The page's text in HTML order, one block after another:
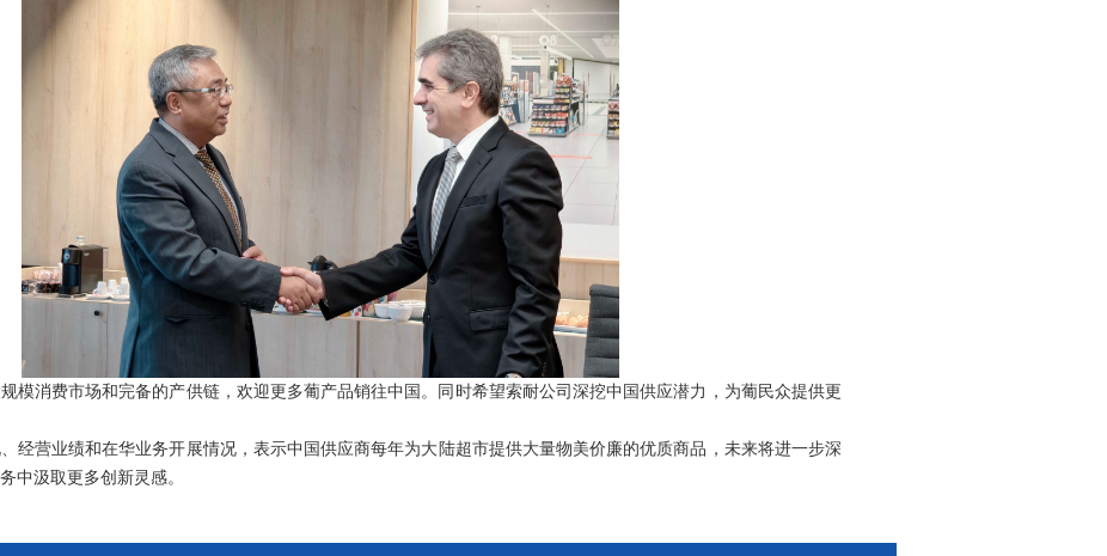
模消费市场和完备的产供链，欢迎更多葡产品销往中国。同时希望索耐公司深挖中国供应潜力，为葡民众提供更
经营业绩和在华业务开展情况，表示中国供应商每年为大陆超市提供大量物美价廉的优质商品，未来将进一步深
中汲取更多创新灵感。